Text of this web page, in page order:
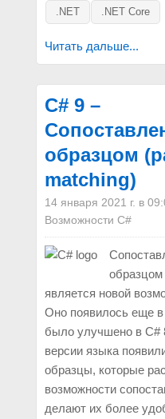
.NET .NET Core
Читать дальше...
C# 9 –
образцом
matсhing)
14 января 2021 г. в
Возможности C#
образцом
является новой
Оно появилось еще в
было улучшено в C#
версии языка
образцы, которые
возможности
делают их более